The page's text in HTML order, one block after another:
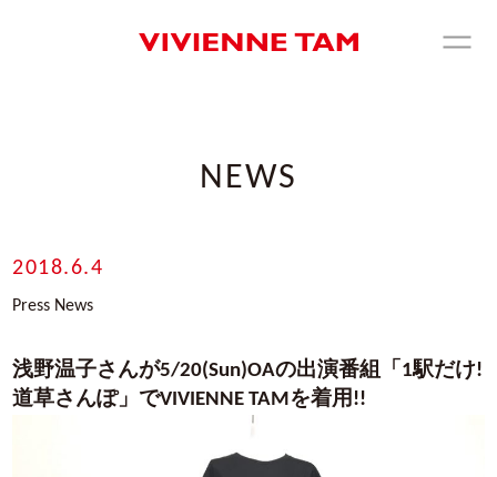
NEWS
2018.6.4
Press News
浅野温子さんが5/20(Sun)OAの出演番組「1駅だけ!
道草さんぽ」でVIVIENNE TAMを着用!!